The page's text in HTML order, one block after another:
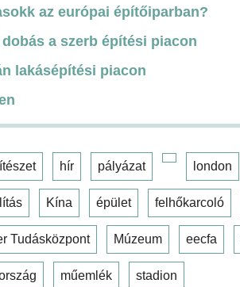
az európai építőiparban?
a szerb építési piacon
lakásépítési piacon
hír pályázat london
Kína épület felhőkarcoló
Tudásközpont Múzeum eecfa
műemlék stadion